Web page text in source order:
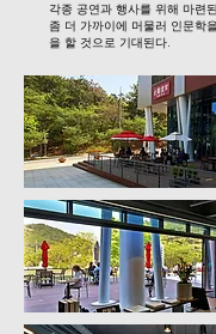
각종 공연과 행사를 위해 마련
좀 더 가까이에 머물러 인문학
을 할 것으로 기대된다.